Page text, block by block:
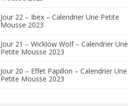
Jour 22 – Ibex – Calendrier Une Petite
Mousse 2023
Jour 21 – Wicklow Wolf – Calendrier Une
Petite Mousse 2023
Jour 20 – Effet Papillon – Calendrier Une
Petite Mousse 2023